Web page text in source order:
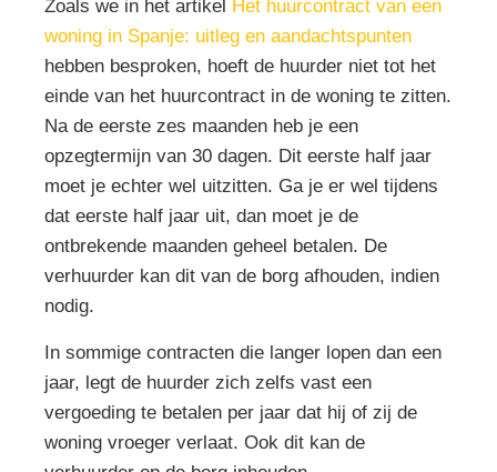
Zoals we in het artikel Het huurcontract van een
woning in Spanje: uitleg en aandachtspunten
hebben besproken, hoeft de huurder niet tot het
einde van het huurcontract in de woning te zitten.
Na de eerste zes maanden heb je een
opzegtermijn van 30 dagen. Dit eerste half jaar
moet je echter wel uitzitten. Ga je er wel tijdens
dat eerste half jaar uit, dan moet je de
ontbrekende maanden geheel betalen. De
verhuurder kan dit van de borg afhouden, indien
nodig.
In sommige contracten die langer lopen dan een
jaar, legt de huurder zich zelfs vast een
vergoeding te betalen per jaar dat hij of zij de
woning vroeger verlaat. Ook dit kan de